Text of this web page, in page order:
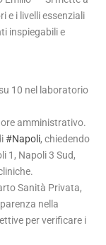
e i livelli essenziali
inspiegabili e
10 nel laboratorio
amministrativo.
#Napoli, chiedendo
1, Napoli 3 Sud,
Sanità Privata,
nella
per verificare i